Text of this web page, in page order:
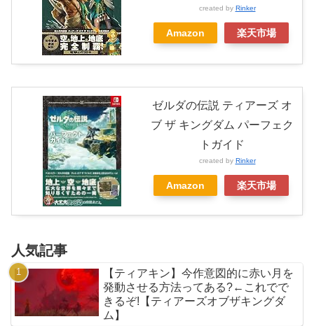
created by Rinker
Amazon 楽天市場
ゼルダの伝説 ティアーズ オ
ブ ザ キングダム パーフェク
トガイド
created by Rinker
Amazon 楽天市場
人気記事
【ティアキン】今作意図的に赤い月を
発動させる方法ってある?←これでで
きるぞ!【ティアーズオブザキングダ
ム】